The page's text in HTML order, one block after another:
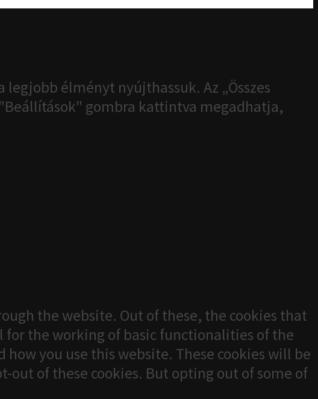
élményt nyújthassuk. Az „Összes
gombra kattintva megadhatja,
the website. Out of these, the cookies that
for the working of basic functionalities of the
you use this website. These cookies will be
out of these cookies. But opting out of some of